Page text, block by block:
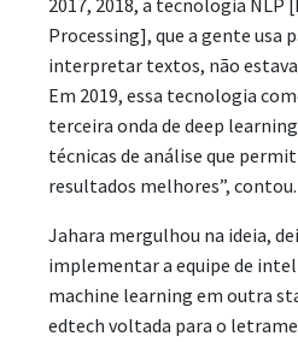
2017, 2018, a tecnologia NLP
Processing], que a gente usa
interpretar textos, não
Em 2019, essa tecnologia
terceira onda de deep
técnicas de análise que
resultados melhores”, contou.
Jahara mergulhou na ideia,
implementar a equipe de
machine learning em outra
edtech voltada para o